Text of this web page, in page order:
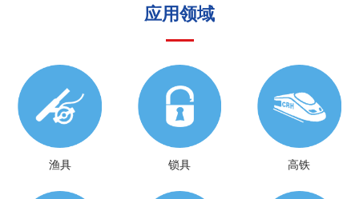
应用领域
渔具 锁具 高铁